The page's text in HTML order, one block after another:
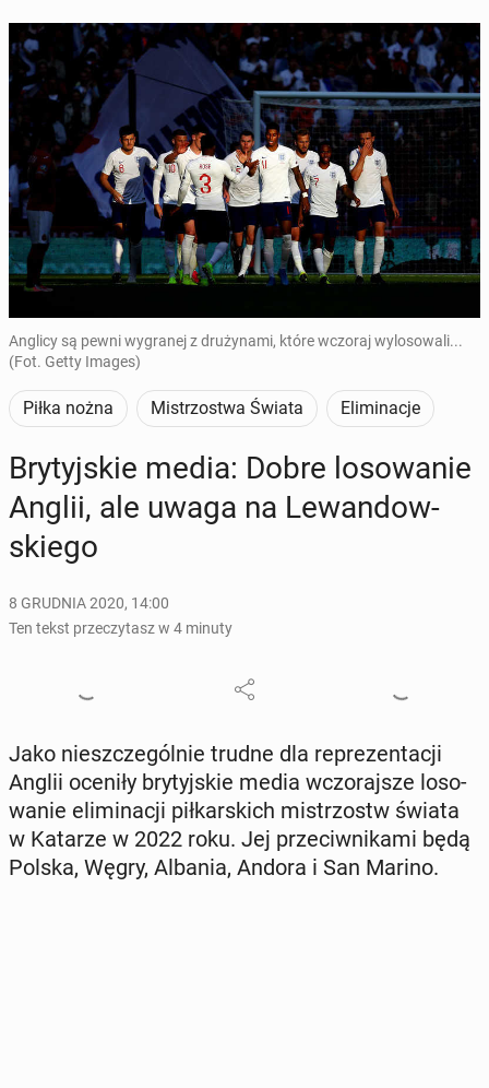
Anglicy są pewni wygranej z drużynami, które wczoraj wylosowali...
(Fot. Getty Images)
Piłka nożna Mistrzostwa Świata Eliminacje
Bry­tyj­skie media: Dobre lo­so­wa­nie
Anglii, ale uwaga na Le­wan­dow­
skie­go
8 GRUDNIA 2020, 14:00
Ten tekst przeczytasz w 4 minuty
Jako nie­szcze­gól­nie trudne dla re­pre­zen­ta­cji
Anglii oceniły bry­tyj­skie media wczo­raj­sze lo­so­
wa­nie eli­mi­na­cji pił­kar­skich mi­strzostw świata
w Katarze w 2022 roku. Jej prze­ciw­ni­ka­mi będą
Polska, Węgry, Albania, Andora i San Marino.